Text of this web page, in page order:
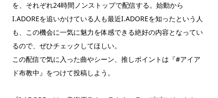
を、それぞれ24時間ノンストップで配信する。始動から
I.ADOREを追いかけている人も最近I.ADOREを知ったという人
も、この機会に一気に魅力を体感できる絶好の内容となってい
るので、ぜひチェックしてほしい。
この配信で気に入った曲やシーン、推しポイントは『#アイア
ド布教中』をつけて投稿しよう。